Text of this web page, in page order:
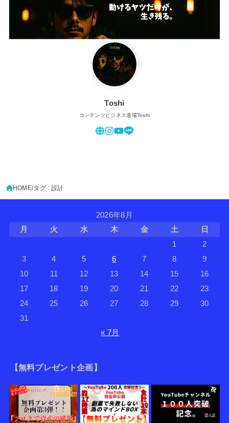
Toshi
コンテンツビジネス道場Toshi
HOME タグ : 設計
2026年8月
月
火 水 木 金 土
日
1
2
3
4 5 6 7 8
9
10
11 12 13 14 15
16
17
18 19 20 21 22
23
24
25 26 27 28 29
30
31
« 7月
【無料プレゼント企画】